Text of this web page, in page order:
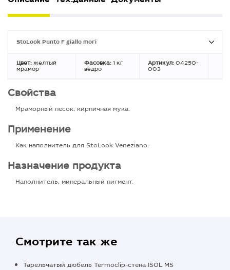
StoLook Punto F giallo mori
Цвет: желтый
мрамор
Фасовка: 1 кг
ведро
Артикул: 04250-
003
Свойства
Мраморный песок, кирпичная мука.
Применение
Как наполнитель для StoLook Veneziano.
Назначение продукта
Наполнитель, минеральный пигмент.
Смотрите так же
Тарельчатый дюбель Termoclip-стена ISOL MS